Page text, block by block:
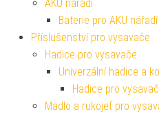
AKU nářadí
Baterie pro AKU nářadí
Příslušenství pro vysavače
Hadice pro vysavače
Univerzální hadice a
Hadice pro
Madlo a rukojeť pro